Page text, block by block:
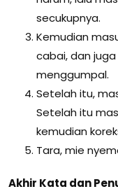
secukupnya.
Kemudian
cabai, dan
menggumpal.
Setelah itu,
Setelah itu
kemudian
Tara, mie
Akhir Kata dan